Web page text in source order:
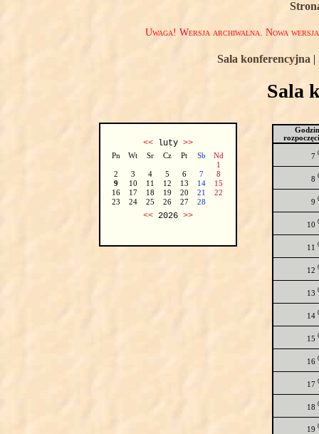
Uwaga! Wersja archiwalna. Nowa
Sala konferencyjna |
Sala
<<luty >>
Pn Wt Sr Cz Pt Sb
Nd
1
2
3 4 5 6 7
8
9
10 11 12 13 14
15
16
17 18 19 20 21
22
23
24 25 26 27 28
<<2026 >>
7
8
9
10
11
12
13
14
15
16
17
18
19